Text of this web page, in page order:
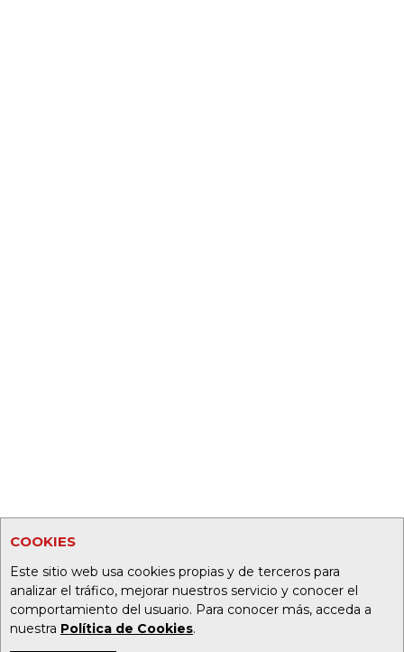
COOKIES
Este sitio web usa cookies propias y de terceros para
analizar el tráfico, mejorar nuestros servicio y conocer el
comportamiento del usuario. Para conocer más, acceda a
nuestra Política de Cookies.